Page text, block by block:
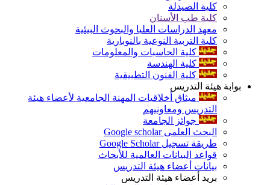
كلية الصيدلة
كلية طب الأسنان
معهد الدراسات العليا والبحوث البيئية
كلية التربية النوعية بالنوبارية
كلية الحاسبات والمعلومات
كلية الهندسة
كلية الفنون التطبيقية
بوابة هيئة التدريس
ميثاق أخلاقيات المهنة الجامعية لأعضاء هيئة
التدريس ومعاونيهم
جوائز الجامعة
البحث العلمى Google scholar
طريقة تسجيل Google Scholar
قواعد البيانات العالمية للأبحاث
بيانات أعضاء هيئة التدريس
بريد أعضاء هيئة التدريس